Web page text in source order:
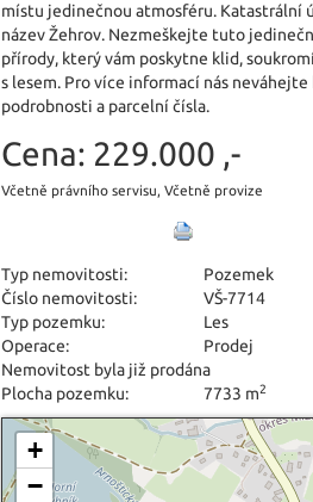
místu jedinečnou atmosféru. Katastrální
název Žehrov. Nezmeškejte tuto
přírody, který vám poskytne klid,
s lesem. Pro více informací nás
podrobnosti a parcelní čísla.
Cena: 229.000 ,-
Včetně právního servisu, Včetně provize
Typ nemovitosti:
Pozemek
Číslo nemovitosti:
VŠ-7714
Typ pozemku:
Les
Operace:
Prodej
Nemovitost byla již prodána
Plocha pozemku:
7733 m2
+
−